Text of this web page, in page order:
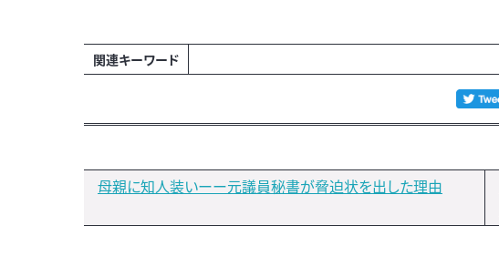
関連キーワード
母親に知人装いーー元議員秘書が脅迫状を出した理由